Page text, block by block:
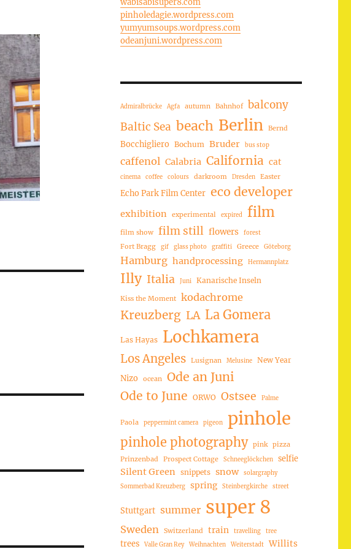
pinholedagie.wordpress.com
yumyumsoups.wordpress.com
odeanjuni.wordpress.com
Admiralbrücke Agfa autumn Bahnhof balcony
Baltic Sea beach Berlin Bernd
Bocchigliero Bochum Bruder bus stop
caffenol Calabria California cat
cinema coffee colours darkroom Dresden Easter
Echo Park Film Center eco developer
exhibition experimental expired film
film show film still flowers forest
Fort Bragg gif glass photo graffiti Greece Göteborg
Hamburg handprocessing Hermannplatz
Illy Italia Juni Kanarische Inseln
Kiss the Moment kodachrome
Kreuzberg LA La Gomera
Las Hayas Lochkamera
Los Angeles Lusignan Melusine New Year
Nizo ocean
Ode an Juni
Ode to June ORWO Ostsee Palme
Paola peppermint camera pigeon pinhole
pinhole photography pink pizza
Prinzenbad
Prospect Cottage Schneeglöckchen selfie
Silent Green snippets snow
solargraphy
Sommerbad Kreuzberg
spring Steinbergkirche street
Stuttgart summer super 8
Sweden Switzerland train travelling tree
trees Valle Gran Rey Weihnachten Weiterstadt Willits